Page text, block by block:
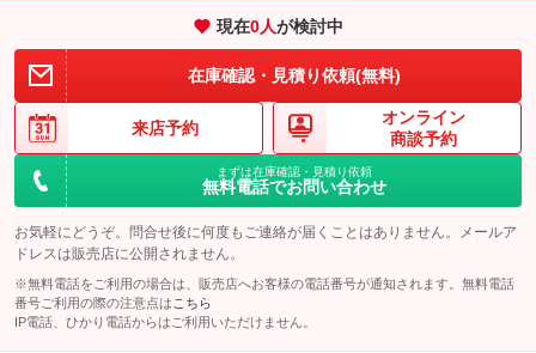
クリーンディーゼル
：装備なし
センターデフロック
：装備なし
レンタカーアップ
：装備なし 展示・試乗車
：装備なし
電動格納ミラー
：装備あり
ETC2.0
：装備あり
エアロ
：装備あり スマートキー
：装備あり
ローダウン
：装備なし ランフラットタイヤ
：装備なし
：装備あり ：装備なし
ベンチシート
：装備なし フルフラットシート
：装備なし
チップアップシート
：装備なし オットマン
：装備なし
電動格納サードシート
：装備なし シートヒーター
：装備あり
ウォークスルー
：装備なし ：装備なし
現在0人が検討中
在庫確認・見積り依頼(無料)
来店予約
オンライン
商談予約
まずは在庫確認・見積り依頼
無料電話でお問い合わせ
お気軽にどうぞ。問合せ後に何度もご連絡が届くことはありません。メールア
ドレスは販売店に公開されません。
※無料電話をご利用の場合は、販売店へお客様の電話番号が通知されます。無料電話
番号ご利用の際の注意点は こちら
IP電話、ひかり電話からはご利用いただけません。